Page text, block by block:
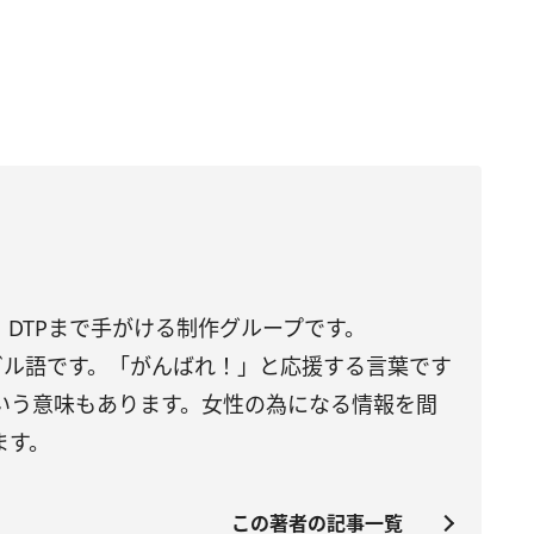
まで手がける制作グループです。
語です。「がんばれ！」と応援する言葉です
意味もあります。女性の為になる情報を間
。
この著者の記事一覧